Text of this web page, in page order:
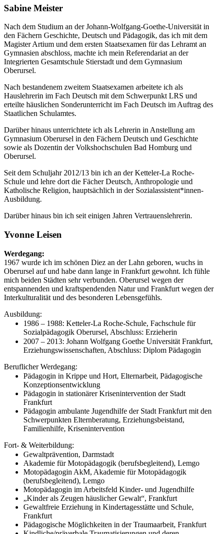
Sabine Meister
Nach dem Studium an der Johann-Wolfgang-Goethe-Universität in
den Fächern Geschichte, Deutsch und Pädagogik, das ich mit dem
Magister Artium und dem ersten Staatsexamen für das Lehramt an
Gymnasien abschloss, machte ich mein Referendariat an der
Integrierten Gesamtschule Stierstadt und dem Gymnasium
Oberursel.
Nach bestandenem zweitem Staatsexamen arbeitete ich als
Hauslehrerin im Fach Deutsch mit dem Schwerpunkt LRS und
erteilte häuslichen Sonderunterricht im Fach Deutsch im Auftrag des
Staatlichen Schulamtes.
Darüber hinaus unterrichtete ich als Lehrerin in Anstellung am
Gymnasium Oberursel in den Fächern Deutsch und Geschichte
sowie als Dozentin der Volkshochschulen Bad Homburg und
Oberursel.
Seit dem Schuljahr 2012/13 bin ich an der Ketteler-La Roche-
Schule und lehre dort die Fächer Deutsch, Anthropologie und
Katholische Religion, hauptsächlich in der Sozialassistent*innen-
Ausbildung.
Darüber hinaus bin ich seit einigen Jahren Vertrauenslehrerin.
Yvonne Leisen
Werdegang:
1967 wurde ich im schönen Diez an der Lahn geboren, wuchs in
Oberursel auf und habe dann lange in Frankfurt gewohnt. Ich fühle
mich beiden Städten sehr verbunden. Oberursel wegen der
entspannenden und kraftspendenden Natur und Frankfurt wegen der
Interkulturalität und des besonderen Lebensgefühls.
Ausbildung:
1986 – 1988: Ketteler-La Roche-Schule, Fachschule für
Sozialpädagogik Oberursel, Abschluss: Erzieherin
2007 – 2013: Johann Wolfgang Goethe Universität Frankfurt,
Erziehungswissenschaften, Abschluss: Diplom Pädagogin
Beruflicher Werdegang:
Pädagogin in Krippe und Hort, Elternarbeit, Pädagogische
Konzeptionsentwicklung
Pädagogin in stationärer Krisenintervention der Stadt
Frankfurt
Pädagogin ambulante Jugendhilfe der Stadt Frankfurt mit den
Schwerpunkten Elternberatung, Erziehungsbeistand,
Familienhilfe, Krisenintervention
Fort- & Weiterbildung:
Gewaltprävention, Darmstadt
Akademie für Motopädagogik (berufsbegleitend), Lemgo
Motopädagogin AkM, Akademie für Motopädagogik
(berufsbegleitend), Lemgo
Motopädagogin im Arbeitsfeld Kinder- und Jugendhilfe
„Kinder als Zeugen häuslicher Gewalt“, Frankfurt
Gewaltfreie Erziehung in Kindertagesstätte und Schule,
Frankfurt
Pädagogische Möglichkeiten in der Traumaarbeit, Frankfurt